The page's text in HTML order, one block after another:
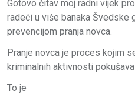
Gotovo čitav moj radni vijek
radeći u više banaka Švedske
prevencijom pranja novca.
Pranje novca je proces kojim
kriminalnih aktivnosti
To je